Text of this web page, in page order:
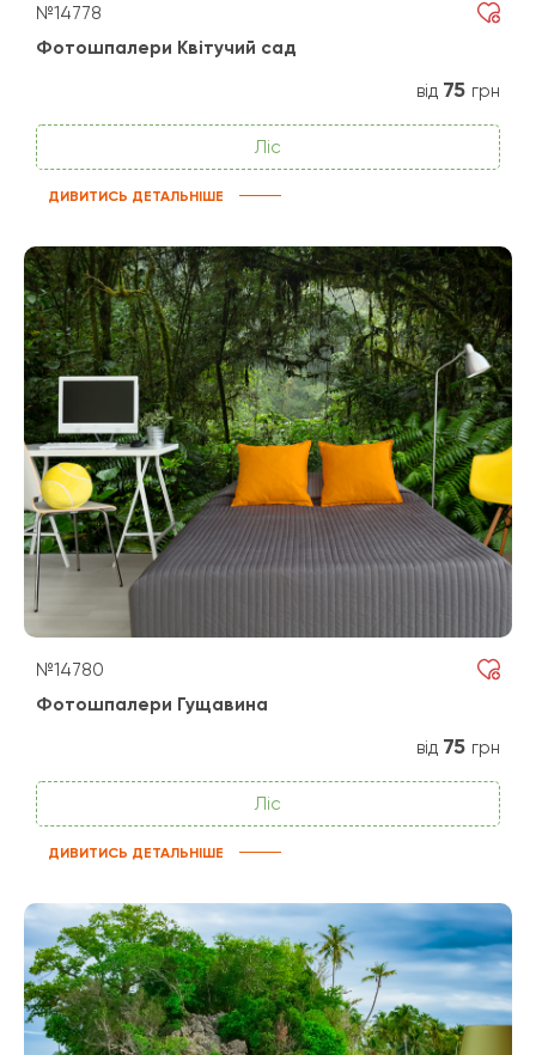
№14778
Фотошпалери Квітучий сад
від 75 грн
Ліс
ДИВИТИСЬ ДЕТАЛЬНІШЕ
№14780
Фотошпалери Гущавина
від 75 грн
Ліс
ДИВИТИСЬ ДЕТАЛЬНІШЕ